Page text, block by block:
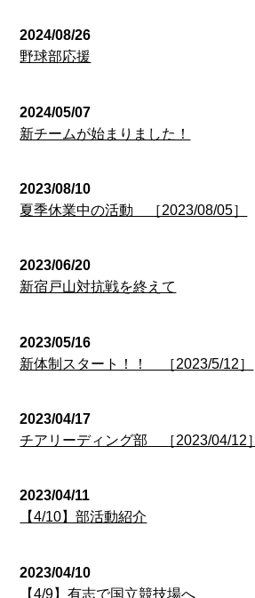
2024/08/26
野球部応援
2024/05/07
新チームが始まりました！
2023/08/10
夏季休業中の活動 ［2023/08/05］
2023/06/20
新宿戸山対抗戦を終えて
2023/05/16
新体制スタート！！ ［2023/5/12］
2023/04/17
チアリーディング部 ［2023/04/12］
2023/04/11
【4/10】部活動紹介
2023/04/10
【4/9】有志で国立競技場へ